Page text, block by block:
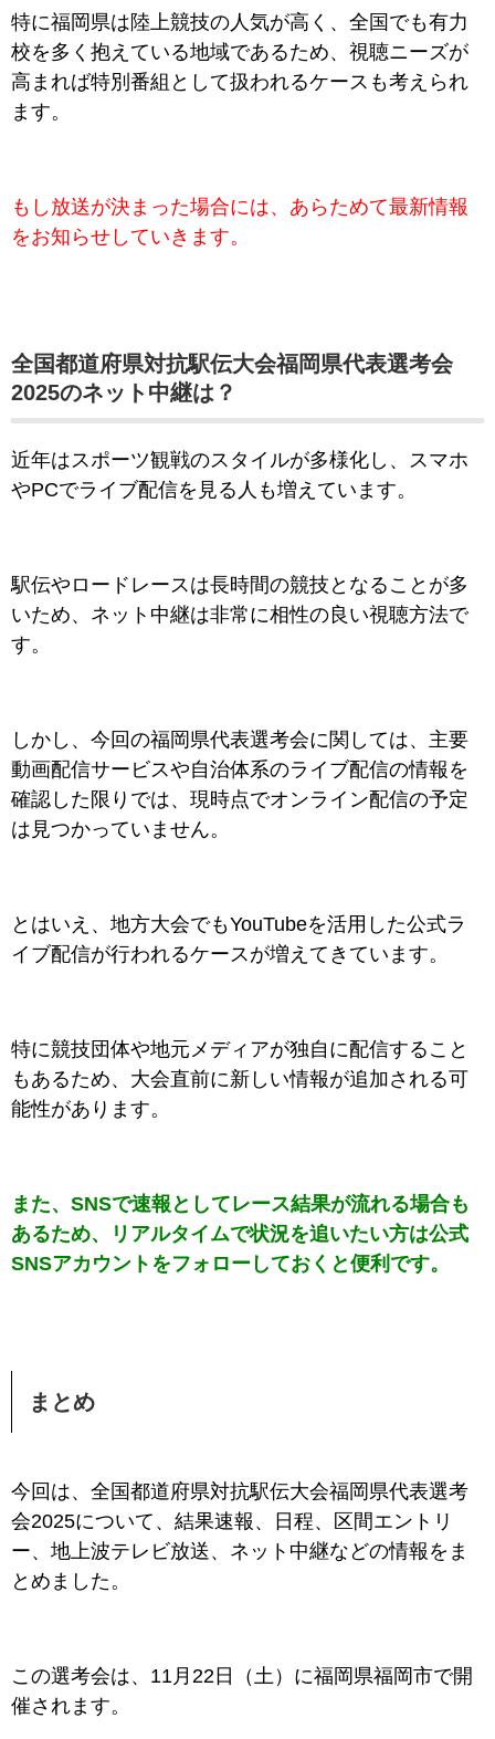
特に福岡県は陸上競技の人気が高く、全国でも有力
校を多く抱えている地域であるため、視聴ニーズが
高まれば特別番組として扱われるケースも考えられ
ます。
もし放送が決まった場合には、あらためて最新情報
をお知らせしていきます。
全国都道府県対抗駅伝大会福岡県代表選考会
2025のネット中継は？
近年はスポーツ観戦のスタイルが多様化し、スマホ
やPCでライブ配信を見る人も増えています。
駅伝やロードレースは長時間の競技となることが多
いため、ネット中継は非常に相性の良い視聴方法で
す。
しかし、今回の福岡県代表選考会に関しては、主要
動画配信サービスや自治体系のライブ配信の情報を
確認した限りでは、現時点でオンライン配信の予定
は見つかっていません。
とはいえ、地方大会でもYouTubeを活用した公式ラ
イブ配信が行われるケースが増えてきています。
特に競技団体や地元メディアが独自に配信すること
もあるため、大会直前に新しい情報が追加される可
能性があります。
また、SNSで速報としてレース結果が流れる場合も
あるため、リアルタイムで状況を追いたい方は公式
SNSアカウントをフォローしておくと便利です。
まとめ
今回は、全国都道府県対抗駅伝大会福岡県代表選考
会2025について、結果速報、日程、区間エントリ
ー、地上波テレビ放送、ネット中継などの情報をま
とめました。
この選考会は、11月22日（土）に福岡県福岡市で開
催されます。